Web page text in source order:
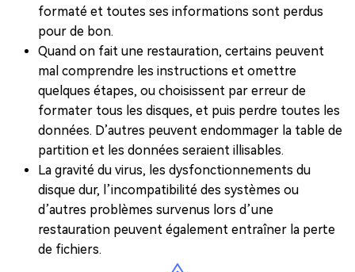
formaté et toutes ses informations sont perdus
pour de bon.
Quand on fait une restauration, certains peuvent
mal comprendre les instructions et omettre
quelques étapes, ou choisissent par erreur de
formater tous les disques, et puis perdre toutes les
données. D’autres peuvent endommager la table de
partition et les données seraient illisables.
La gravité du virus, les dysfonctionnements du
disque dur, l’incompatibilité des systèmes ou
d’autres problèmes survenus lors d’une
restauration peuvent également entraîner la perte
de fichiers.